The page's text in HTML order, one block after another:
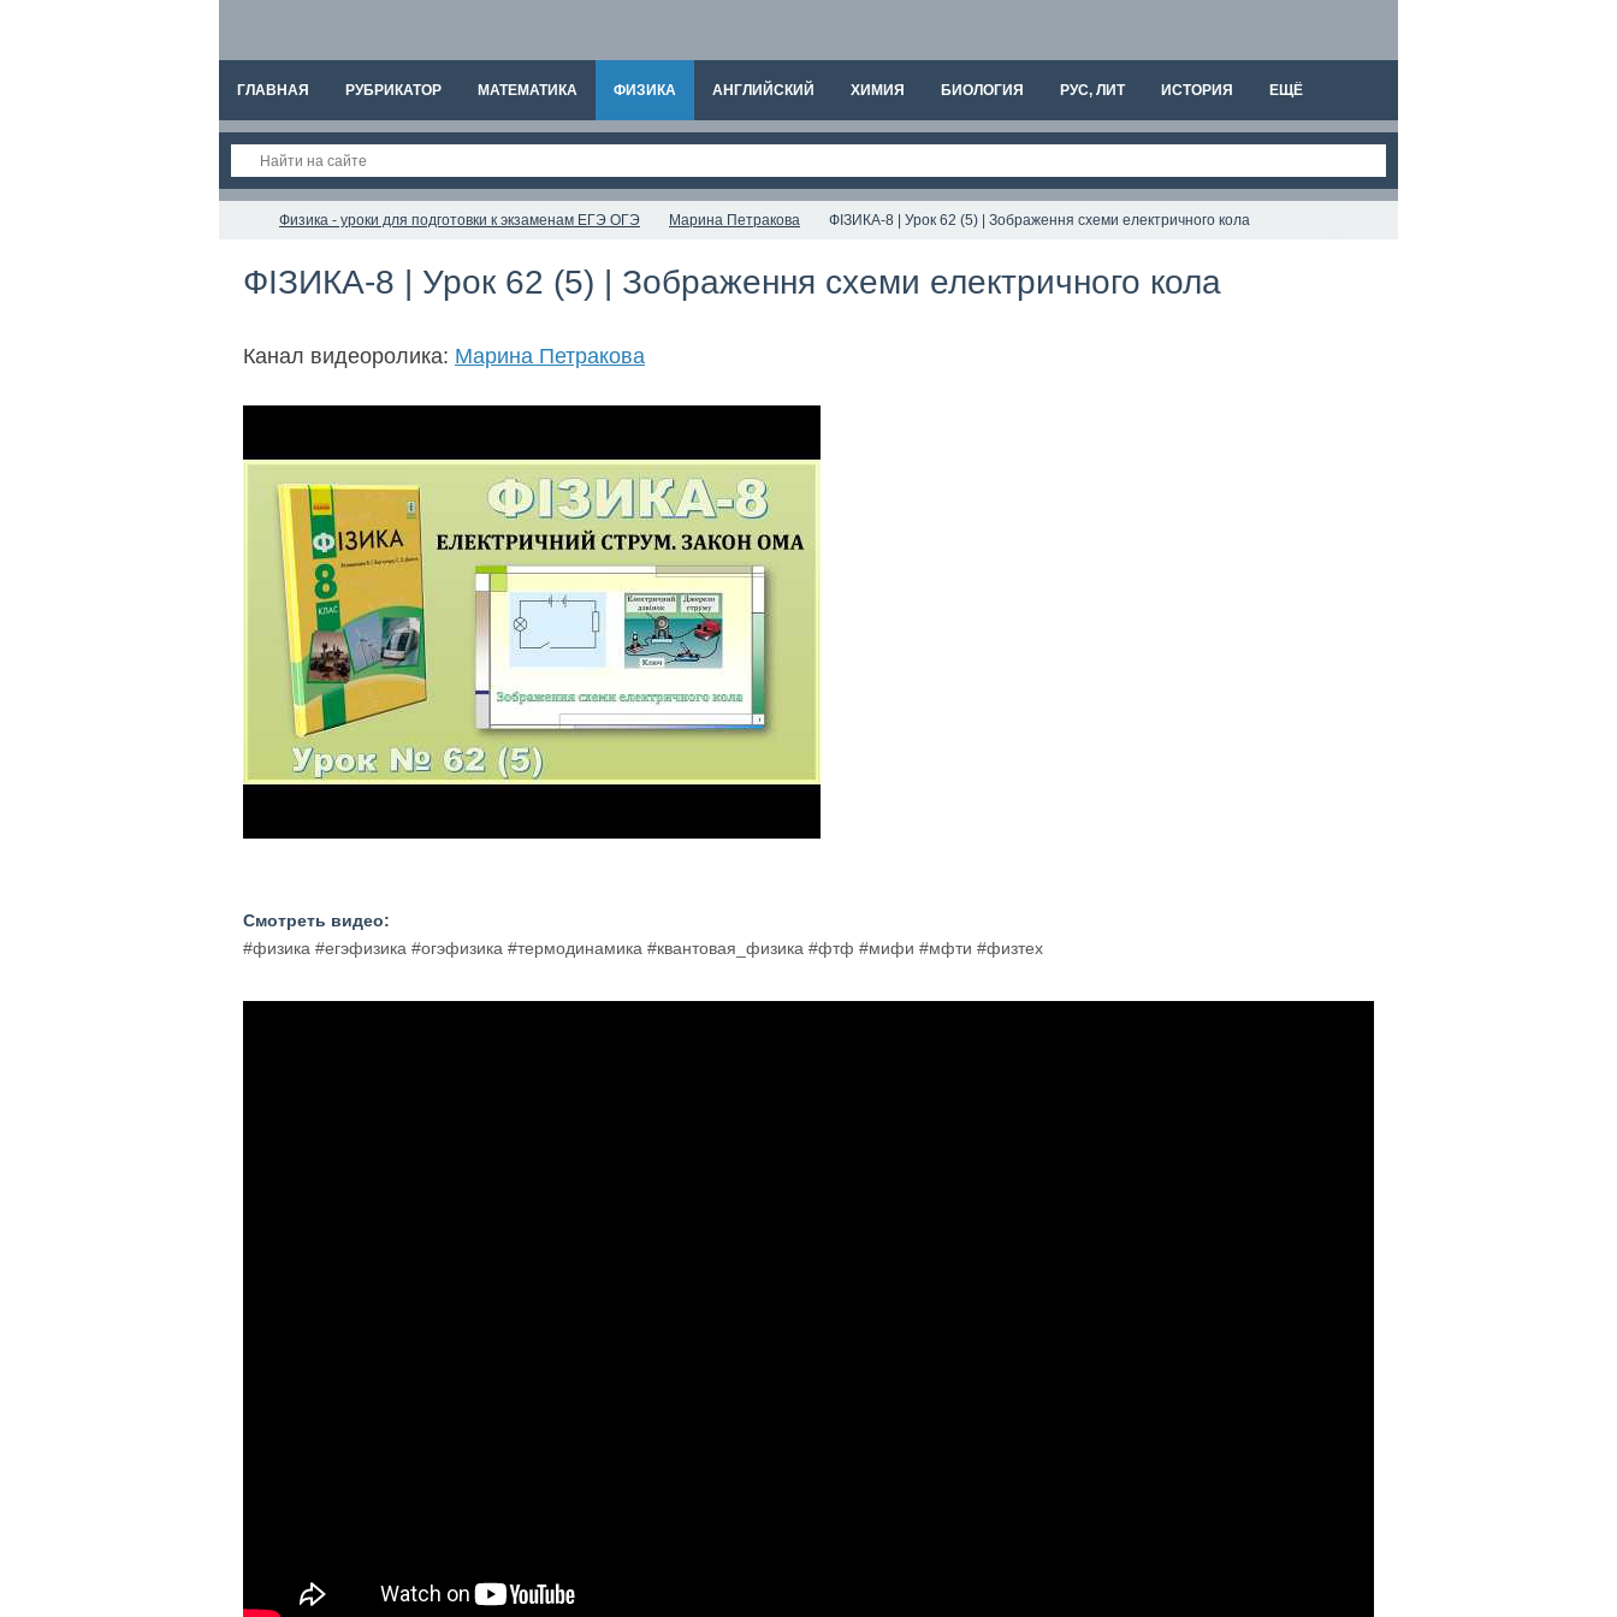
ГЛАВНАЯ РУБРИКАТОР МАТЕМАТИКА ФИЗИКА АНГЛИЙСКИЙ ХИМИЯ БИОЛОГИЯ РУС, ЛИТ ИСТОРИЯ ЕЩЁ
Физика - уроки для подготовки к экзаменам ЕГЭ ОГЭ Марина Петракова ФІЗИКА-8 | Урок 62 (5) | Зображення схеми електричного кола
ФІЗИКА-8 | Урок 62 (5) | Зображення схеми електричного кола
Канал видеоролика: Марина Петракова
Смотреть видео:
#физика #егэфизика #огэфизика #термодинамика #квантовая_физика #фтф #мифи #мфти #физтех